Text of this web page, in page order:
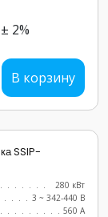
2%
В корзину
SSIP-
280 кВт
3 ~ 342-440 В
560 А